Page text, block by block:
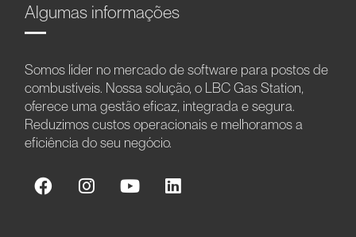
Algumas informações
Somos líder no mercado de software para postos de
combustíveis. Nossa solução, o LBC Gas Station,
oferece uma gestão eficaz, integrada e segura.
Reduzimos custos operacionais e melhoramos a
eficiência do seu negócio.